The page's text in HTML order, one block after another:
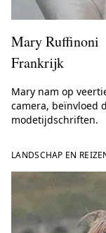
Mary Ruffinoni
Frankrijk
Mary nam op
camera, beïnvloed
modetijdschriften.
LANDSCHAP EN